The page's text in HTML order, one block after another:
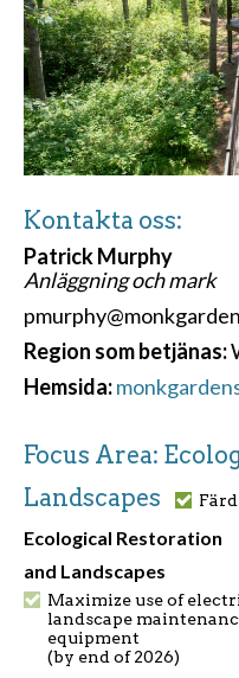
Kontakta oss:
Patrick Murphy
Anläggning och mark
Region som betjänas:
Hemsida:
Focus Area:
Landscapes
Ecological Restoration
and Landscapes
Maximize use of
landscape
equipment
(by end of 2026)